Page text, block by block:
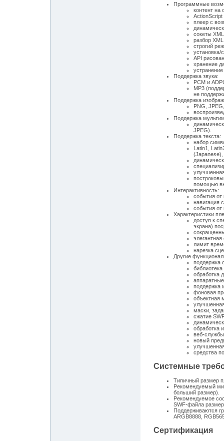
Программные
контент на
ActionScript
плеер с
сокеты
разбор
строгий
установка/
API
хранение
Поддержка звука:
PCM и
MP3
не
Поддержка
PNG,
Поддержка
JPEG).
Поддержка текста:
набор
Latin1,
помощью
Интерактивность:
события от
навигация
события
Характеристики
доступ к
экрана)
лимит
нарезка
Другие
поддержка
обработка
поддержка
фоновая
объектная
маски,
сжатие
обработка
веб-
новый
средства
Системные
Типичный размер
Рекомендуемый
больший размер).
Рекомендуемое
SWF-файла
Поддерживаются
ARGB8888,
Сертификация